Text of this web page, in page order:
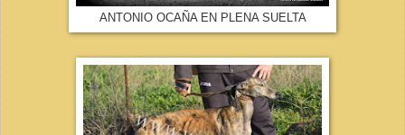
ANTONIO OCAÑA EN PLENA SUELTA